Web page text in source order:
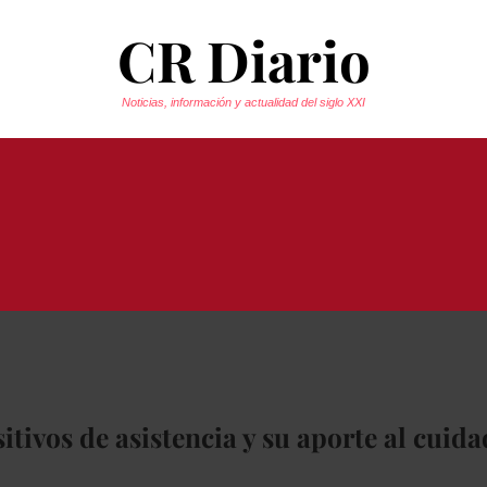
CR Diario
Noticias, información y actualidad del siglo XXI
de asistencia y su aporte al